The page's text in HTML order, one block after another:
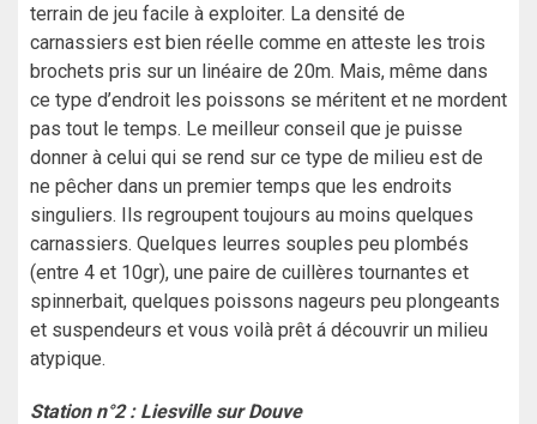
terrain de jeu facile à exploiter. La densité de
carnassiers est bien réelle comme en atteste les trois
brochets pris sur un linéaire de 20m. Mais, même dans
ce type d’endroit les poissons se méritent et ne mordent
pas tout le temps. Le meilleur conseil que je puisse
donner à celui qui se rend sur ce type de milieu est de
ne pêcher dans un premier temps que les endroits
singuliers. Ils regroupent toujours au moins quelques
carnassiers. Quelques leurres souples peu plombés
(entre 4 et 10gr), une paire de cuillères tournantes et
spinnerbait, quelques poissons nageurs peu plongeants
et suspendeurs et vous voilà prêt á découvrir un milieu
atypique.
Station n°2 : Liesville sur Douve